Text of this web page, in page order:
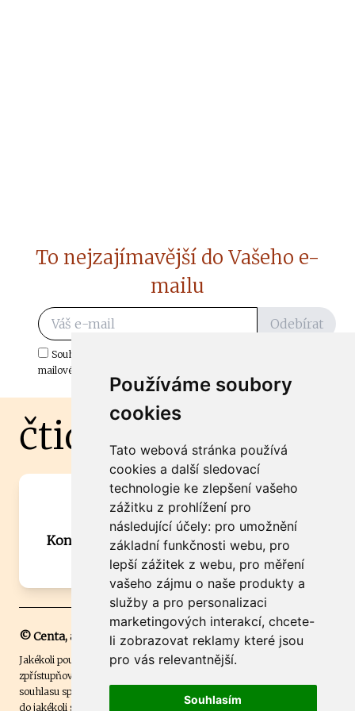
Používáme soubory
cookies
Tato webová stránka používá
cookies a další sledovací
technologie ke zlepšení vašeho
zážitku z prohlížení pro
následující účely: pro umožnění
základní funkčnosti webu, pro
lepší zážitek z webu, pro měření
vašeho zájmu o naše produkty a
služby a pro personalizaci
marketingových interakcí, chcete-
li zobrazovat reklamy které jsou
pro vás relevantnější.
Souhlasím
To nejzajímavější do Vašeho e-
mailu
Odebírat
Souhlasím s odběrem důležitých zpráv ze ČtiDoma.cz do mé e-
mailové schránky.
čtidoma.cz
Máte zajímavou informaci? Chcete
spolupracovat?
Kontaktujte šéfredaktora Martina Chalupu:
chalupa@ctidoma.cz
© Centa, a.s.
Jakékoli použití obsahu včetně převzetí, šíření či dalšího užití a
zpřístupňování textových či obrazových materiálů bez písemného
souhlasu společnosti Centa,a.s. je zakázáno. Čtenář svým přihlášením
do jakékoli soutěže na našem webu dává souhlas s tím, že v případě, že